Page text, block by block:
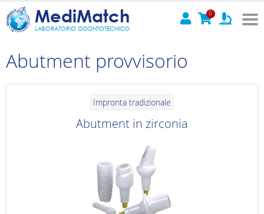
MediMatch
LABORATORIO ODONTOTECNICO
0
Abutment provvisorio
Impronta tradizionale
Abutment in zirconia